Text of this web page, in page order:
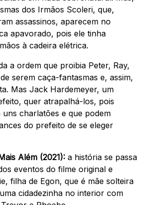
dos Irmãos Scoleri, que,
assassinos, aparecem no
apavorado, pois ele tinha
à cadeira elétrica.
a ordem que proibia Peter, Ray,
serem caça-fantasmas e, assim,
Mas Jack Hardemeyer, um
quer atrapalhá-los, pois
uns charlatões e que podem
do prefeito de se eleger
Além (2021): a história se passa
eventos do filme original e
filha de Egon, que é mãe solteira
cidadezinha no interior com